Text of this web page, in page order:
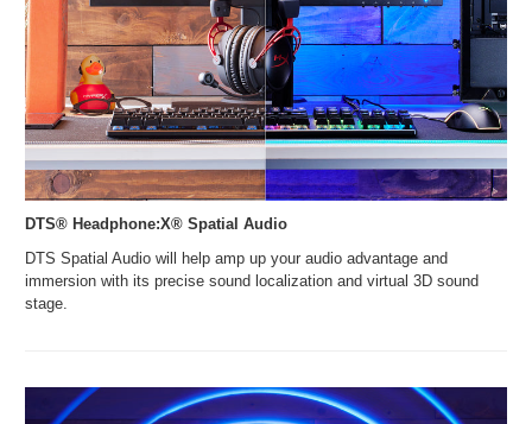
DTS® Headphone:X® Spatial Audio
DTS Spatial Audio will help amp up your audio advantage and
immersion with its precise sound localization and virtual 3D sound
stage.